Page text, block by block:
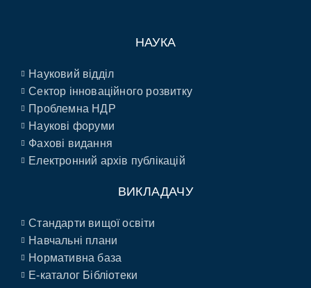
НАУКА
Науковий відділ
Сектор інноваційного розвитку
Проблемна НДР
Наукові форуми
Фахові видання
Електронний архів публікацій
ВИКЛАДАЧУ
Стандарти вищої освіти
Навчальні плани
Нормативна база
E-каталог Бібліотеки